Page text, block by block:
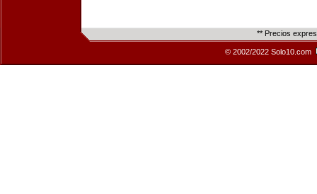
** Precios
© 2002/2022 Solo10.com